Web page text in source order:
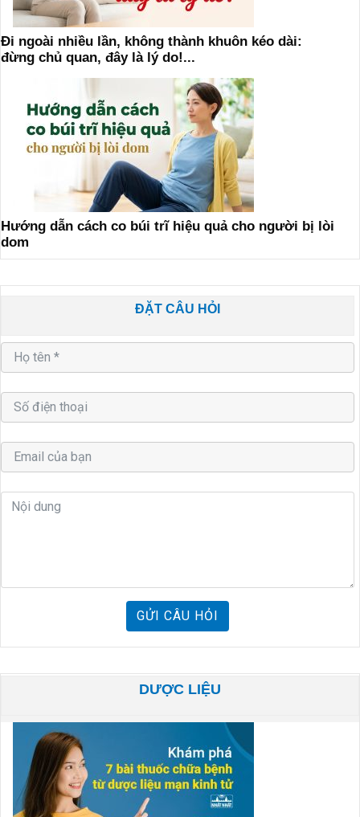
Đi ngoài nhiều lần, không thành khuôn kéo dài:
đừng chủ quan, đây là lý do!...
Hướng dẫn cách co búi trĩ hiệu quả cho người bị lòi
dom
ĐẶT CÂU HỎI
GỬI CÂU HỎI
DƯỢC LIỆU